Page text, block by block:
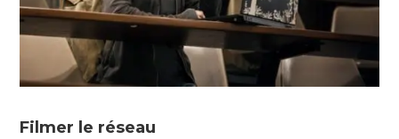
Filmer le réseau